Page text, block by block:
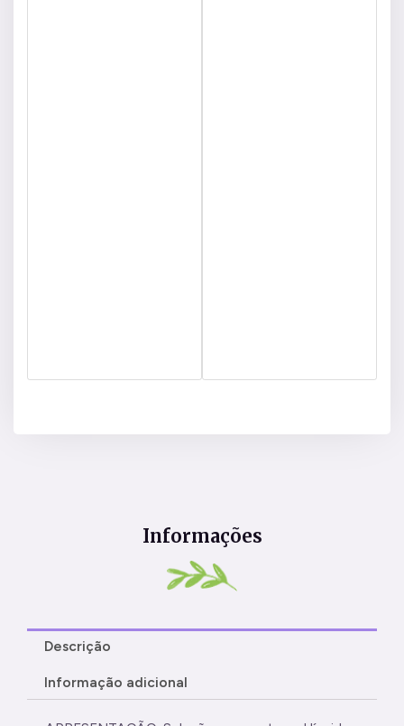
Informações
Descrição
Informação adicional